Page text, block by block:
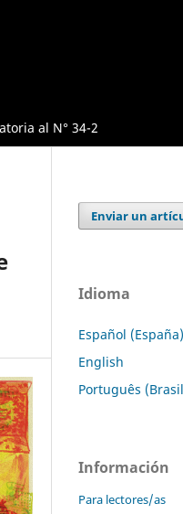
al N° 34-2
Enviar un
Idioma
Español (España)
English
Português
Información
Para lectores/as